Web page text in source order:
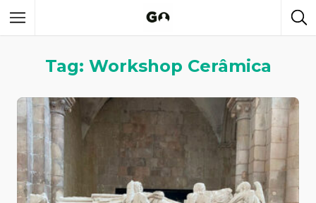
Tag: Workshop Cerâmica